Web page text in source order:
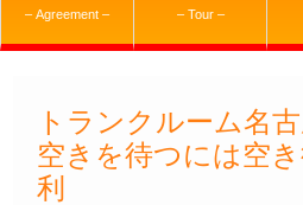
– Agreement – – Tour –
トランクルーム名
空きを待つには空
利